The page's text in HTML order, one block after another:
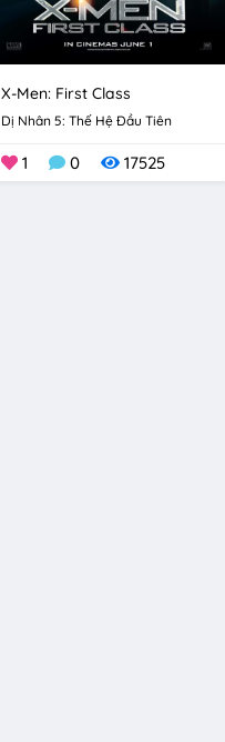
X-Men: First Class
Dị Nhân 5: Thế Hệ Đầu Tiên
1 0 17525